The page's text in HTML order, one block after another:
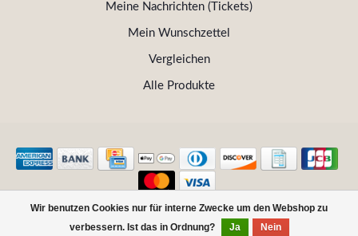
Wir benutzen Cookies nur für interne Zwecke um den Webshop zu
verbessern. Ist das in Ordnung?
Ja Nein
Meine Nachrichten (Tickets)
Mein Wunschzettel
Vergleichen
Alle Produkte
© Copyright 2026 WEINHERZ Kitzbühel - Die VINOTHEK in